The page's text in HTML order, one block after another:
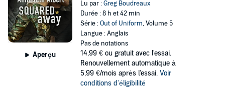
Aperçu
Lu par :Greg Boudreaux
Durée : 8 h et 42 min
Série :Out of Uniform, Volume 5
Langue : Anglais
Pas de notations
14,99 € ou gratuit avec l'essai.
Renouvellement automatique à
5,99 €/mois après l'essai. Voir
conditions d'éligibilité